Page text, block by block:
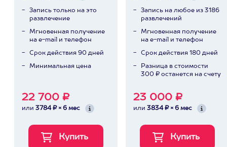
Запись только на это
развлечение
Мгновенная получение
на e-mail и телефон
Срок действия 90 дней
Минимальная цена
22 700 ₽
или 3784 ₽ × 6 мес
Запись на любое из 3186
развлечений
Мгновенная получение
на e-mail и телефон
Срок действия 180 дней
Разница в стоимости
300 ₽ останется на счету
23 000 ₽
или 3834 ₽ × 6 мес